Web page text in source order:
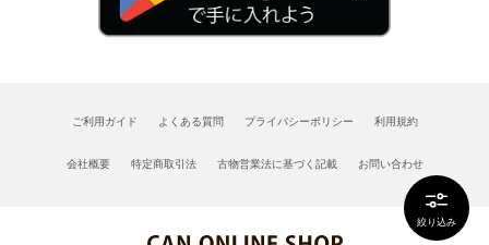
絞り込み
ご利用ガイド よくある質問 プライバシーポリシー 利用規約
会社概要 特定商取引法 古物営業法に基づく記載 お問い合わせ